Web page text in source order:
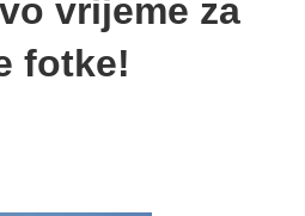
vrijeme za
fotke!